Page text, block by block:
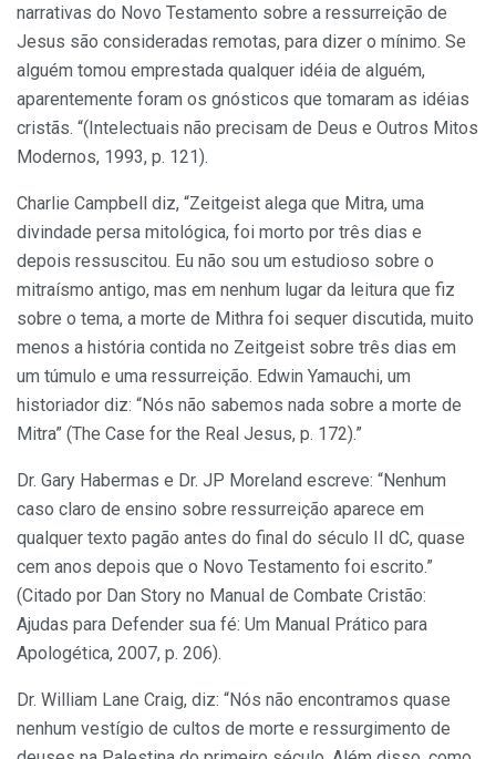
narrativas do Novo Testamento sobre a ressurreição de
Jesus são consideradas remotas, para dizer o mínimo. Se
alguém tomou emprestada qualquer idéia de alguém,
aparentemente foram os gnósticos que tomaram as idéias
cristãs. “(Intelectuais não precisam de Deus e Outros Mitos
Modernos, 1993, p. 121).
Charlie Campbell diz, “Zeitgeist alega que Mitra, uma
divindade persa mitológica, foi morto por três dias e
depois ressuscitou. Eu não sou um estudioso sobre o
mitraísmo antigo, mas em nenhum lugar da leitura que fiz
sobre o tema, a morte de Mithra foi sequer discutida, muito
menos a história contida no Zeitgeist sobre três dias em
um túmulo e uma ressurreição. Edwin Yamauchi, um
historiador diz: “Nós não sabemos nada sobre a morte de
Mitra” (The Case for the Real Jesus, p. 172).”
Dr. Gary Habermas e Dr. JP Moreland escreve: “Nenhum
caso claro de ensino sobre ressurreição aparece em
qualquer texto pagão antes do final do século II dC, quase
cem anos depois que o Novo Testamento foi escrito.”
(Citado por Dan Story no Manual de Combate Cristão:
Ajudas para Defender sua fé: Um Manual Prático para
Apologética, 2007, p. 206).
Dr. William Lane Craig, diz: “Nós não encontramos quase
nenhum vestígio de cultos de morte e ressurgimento de